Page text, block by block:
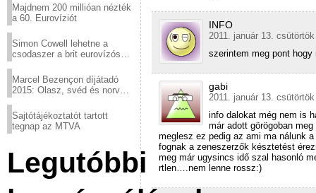
Majdnem 200 millióan nézték
a 60. Eurovíziót
Simon Cowell lehetne a
csodaszer a brit eurovízós
Marcel Bezençon díjátadó
2015: Olasz, svéd és norvég
Sajtótájékoztatót tartott
tegnap az MTVA
Legutóbbi
INFO
2011. január 13.
szerintem meg pont
gabi
2011. január 13.
info dalokat még nem is
már adott görögoban
meglesz ez pedig az ami ma nálunk
fognak a zeneszerzők késztetést
meg már ugysincs idő szal hasonló
rtlen….nem lenne rossz:)